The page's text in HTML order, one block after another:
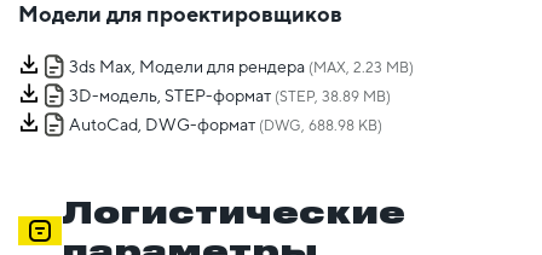
Модели для проектировщиков
3ds Max, Модели для рендера (MAX, 2.23 MB)
3D-модель, STEP-формат (STEP, 38.89 MB)
AutoCad, DWG-формат (DWG, 688.98 KB)
Логистические